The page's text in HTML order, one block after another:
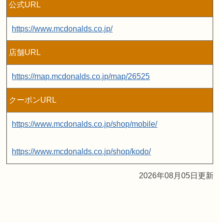
公式URL
https://www.mcdonalds.co.jp/
店舗URL
https://map.mcdonalds.co.jp/map/26525
クーポンURL
https://www.mcdonalds.co.jp/shop/mobile/
https://www.mcdonalds.co.jp/shop/kodo/
2026年08月05日更新